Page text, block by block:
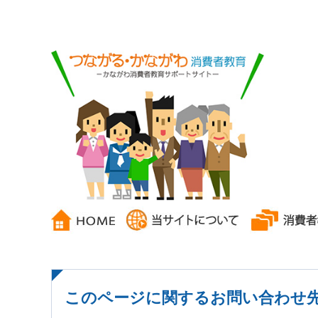
このページに関するお問い合わせ